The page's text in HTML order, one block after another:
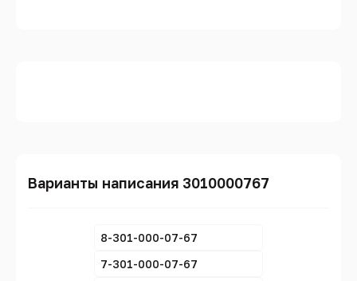
Варианты написания 3010000767
8-301-000-07-67
7-301-000-07-67